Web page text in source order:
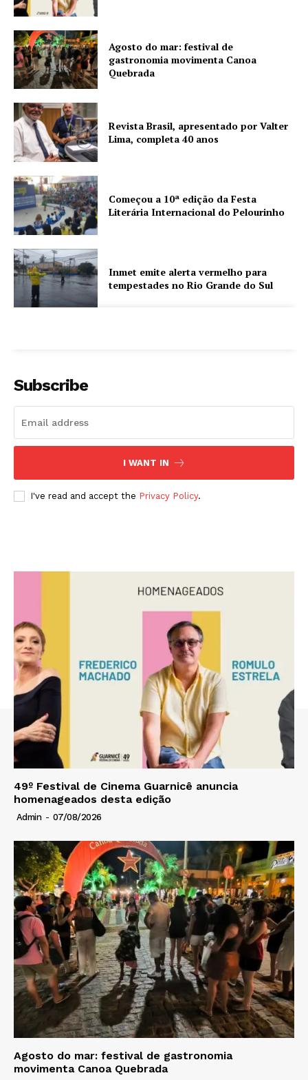
Agosto do mar: festival de
gastronomia movimenta Canoa
Quebrada
Revista Brasil, apresentado por Valter
Lima, completa 40 anos
Começou a 10ª edição da Festa
Literária Internacional do Pelourinho
Inmet emite alerta vermelho para
tempestades no Rio Grande do Sul
Subscribe
I WANT IN
I've read and accept the Privacy Policy.
49º Festival de Cinema Guarnicê anuncia
homenageados desta edição
Admin - 07/08/2026
Agosto do mar: festival de gastronomia
movimenta Canoa Quebrada